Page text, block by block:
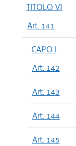
TITOLO VI
Art. 141
CAPO I
Art. 142
Art. 143
Art. 144
Art. 145